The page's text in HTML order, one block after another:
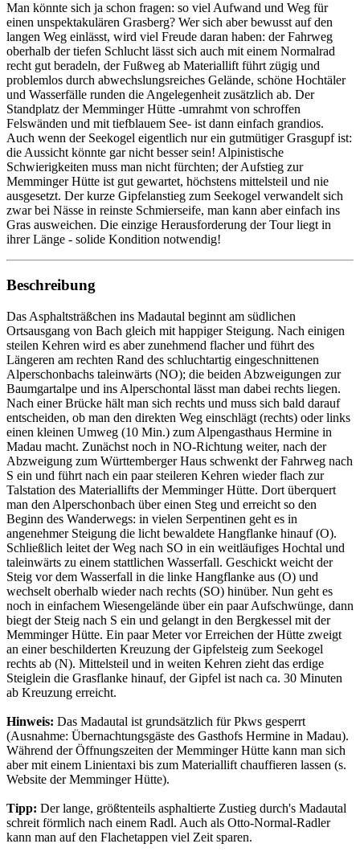
Man könnte sich ja schon fragen: so viel Aufwand und Weg für
einen unspektakulären Grasberg? Wer sich aber bewusst auf den
langen Weg einlässt, wird viel Freude daran haben: der Fahrweg
oberhalb der tiefen Schlucht lässt sich auch mit einem Normalrad
recht gut beradeln, der Fußweg ab Materiallift führt zügig und
problemlos durch abwechslungsreiches Gelände, schöne Hochtäler
und Wasserfälle runden die Angelegenheit zusätzlich ab. Der
Standplatz der Memminger Hütte -umrahmt von schroffen
Felswänden und mit tiefblauem See- ist dann einfach grandios.
Auch wenn der Seekogel eigentlich nur ein gutmütiger Grasgupf ist:
die Aussicht könnte gar nicht besser sein! Alpinistische
Schwierigkeiten muss man nicht fürchten; der Aufstieg zur
Memminger Hütte ist gut gewartet, höchstens mittelsteil und nie
ausgesetzt. Der kurze Gipfelanstieg zum Seekogel verwandelt sich
zwar bei Nässe in reinste Schmierseife, man kann aber einfach ins
Gras ausweichen. Die einzige Herausforderung der Tour liegt in
ihrer Länge - solide Kondition notwendig!
Beschreibung
Das Asphaltsträßchen ins Madautal beginnt am südlichen
Ortsausgang von Bach gleich mit happiger Steigung. Nach einigen
steilen Kehren wird es aber zunehmend flacher und führt des
Längeren am rechten Rand des schluchtartig eingeschnittenen
Alperschonbachs taleinwärts (NO); die beiden Abzweigungen zur
Baumgartalpe und ins Alperschontal lässt man dabei rechts liegen.
Nach einer Brücke hält man sich rechts und muss sich bald darauf
entscheiden, ob man den direkten Weg einschlägt (rechts) oder links
einen kleinen Umweg (10 Min.) zum Alpengasthaus Hermine in
Madau macht. Zunächst noch in NO-Richtung weiter, nach der
Abzweigung zum Württemberger Haus schwenkt der Fahrweg nach
S ein und führt nach ein paar steileren Kehren wieder flach zur
Talstation des Materiallifts der Memminger Hütte. Dort überquert
man den Alperschonbach über einen Steg und erreicht so den
Beginn des Wanderwegs: in vielen Serpentinen geht es in
angenehmer Steigung die licht bewaldete Hangflanke hinauf (O).
Schließlich leitet der Weg nach SO in ein weitläufiges Hochtal und
taleinwärts zu einem stattlichen Wasserfall. Geschickt weicht der
Steig vor dem Wasserfall in die linke Hangflanke aus (O) und
wechselt oberhalb wieder nach rechts (SO) hinüber. Nun geht es
noch in einfachem Wiesengelände über ein paar Aufschwünge, dann
biegt der Steig nach S ein und gelangt in den Bergkessel mit der
Memminger Hütte. Ein paar Meter vor Erreichen der Hütte zweigt
an einer beschilderten Kreuzung der Gipfelsteig zum Seekogel
rechts ab (N). Mittelsteil und in weiten Kehren zieht das erdige
Steiglein die Grasflanke hinauf, der Gipfel ist nach ca. 30 Minuten
ab Kreuzung erreicht.
Hinweis: Das Madautal ist grundsätzlich für Pkws gesperrt
(Ausnahme: Übernachtungsgäste des Gasthofs Hermine in Madau).
Während der Öffnungszeiten der Memminger Hütte kann man sich
aber mit einem Linientaxi bis zum Materiallift chauffieren lassen (s.
Website der Memminger Hütte).
Tipp: Der lange, größtenteils asphaltierte Zustieg durch's Madautal
schreit förmlich nach einem Radl. Auch als Otto-Normal-Radler
kann man auf den Flachetappen viel Zeit sparen.